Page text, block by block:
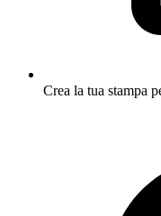
Crea la tua stampa